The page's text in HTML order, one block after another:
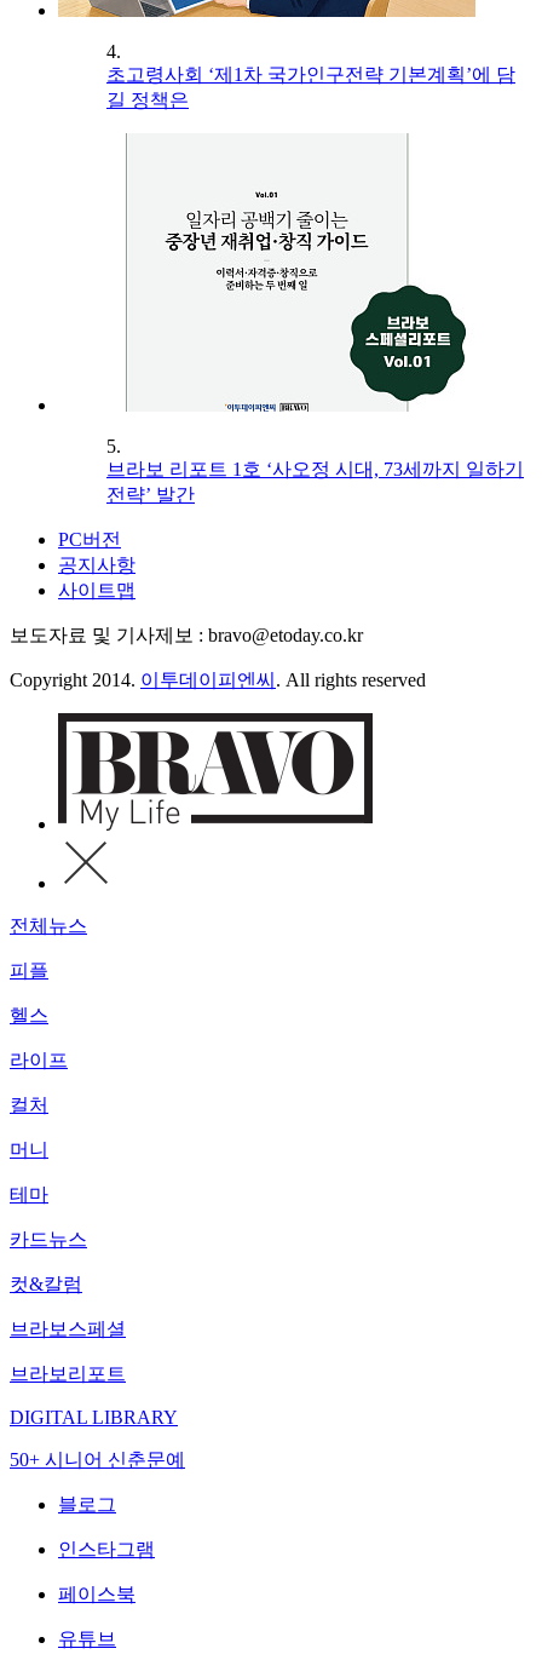
4.
초고령사회 ‘제1차 국가인구전략 기본계획’에 담
길 정책은
5.
브라보 리포트 1호 ‘사오정 시대, 73세까지 일하기
전략’ 발간
PC버전
공지사항
사이트맵
보도자료 및 기사제보 : bravo@etoday.co.kr
Copyright 2014. 이투데이피엔씨 . All rights reserved
전체뉴스
피플
헬스
라이프
컬처
머니
테마
카드뉴스
컷&칼럼
브라보스페셜
브라보리포트
DIGITAL LIBRARY
50+ 시니어 신춘문예
블로그
인스타그램
페이스북
유튜브